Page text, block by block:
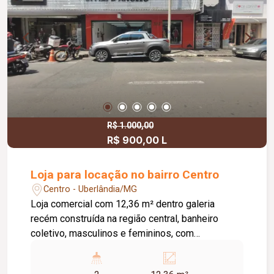
R$ 1.000,00
R$ 900,00 L
Loja para locação no bairro Centro
Centro - Uberlândia/MG
Loja comercial com 12,36 m² dentro galeria
recém construída na região central, banheiro
coletivo, masculinos e femininos, com
lojas grandes e espaçosas, corredores largos,